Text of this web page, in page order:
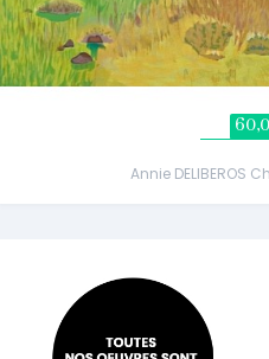
Annie DELIBEROS